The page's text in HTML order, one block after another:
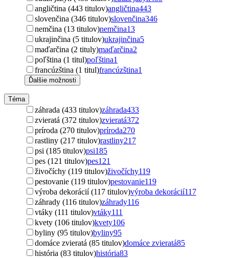
angličtina (443 titulov)angličtina443
slovenčina (346 titulov)slovenčina346
nemčina (13 titulov)nemčina13
ukrajinčina (5 titulov)ukrajinčina5
maďarčina (2 tituly)maďarčina2
poľština (1 titul)poľština1
francúzština (1 titul)francúzština1
Ďalšie možnosti
Téma
záhrada (433 titulov)záhrada433
zvieratá (372 titulov)zvieratá372
príroda (270 titulov)príroda270
rastliny (217 titulov)rastliny217
psi (185 titulov)psi185
pes (121 titulov)pes121
živočíchy (119 titulov)živočíchy119
pestovanie (119 titulov)pestovanie119
výroba dekorácií (117 titulov)výroba dekorácií117
záhrady (116 titulov)záhrady116
vtáky (111 titulov)vtáky111
kvety (106 titulov)kvety106
byliny (95 titulov)byliny95
domáce zvieratá (85 titulov)domáce zvieratá85
história (83 titulov)história83